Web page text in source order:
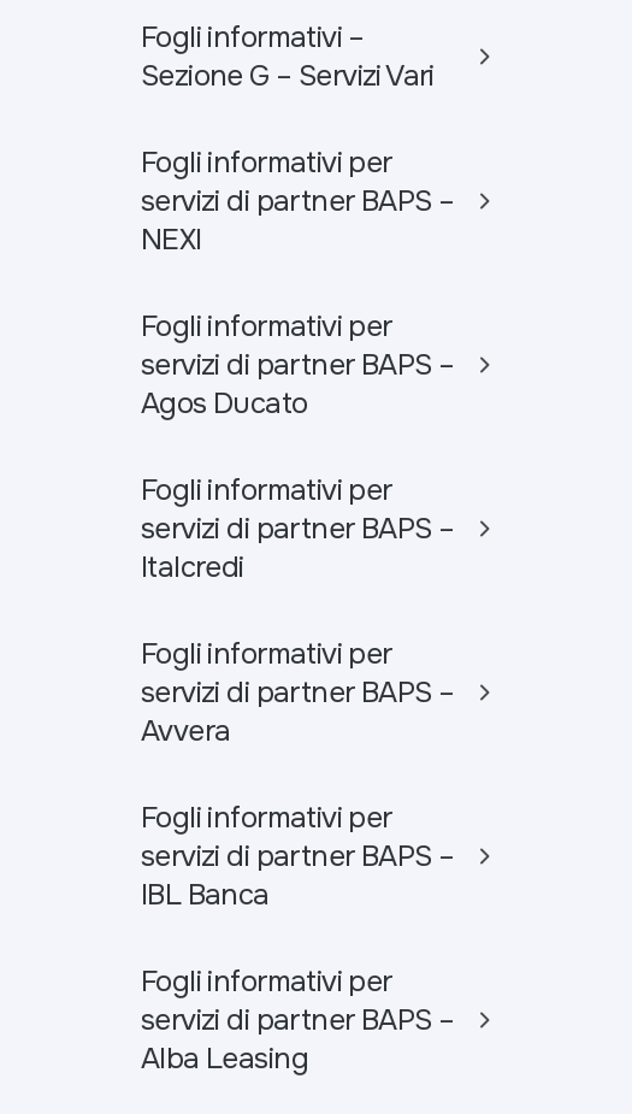
Fogli informativi –
Sezione G – Servizi Vari
Fogli informativi per
servizi di partner BAPS –
NEXI
Fogli informativi per
servizi di partner BAPS –
Agos Ducato
Fogli informativi per
servizi di partner BAPS –
Italcredi
Fogli informativi per
servizi di partner BAPS –
Avvera
Fogli informativi per
servizi di partner BAPS –
IBL Banca
Fogli informativi per
servizi di partner BAPS –
Alba Leasing